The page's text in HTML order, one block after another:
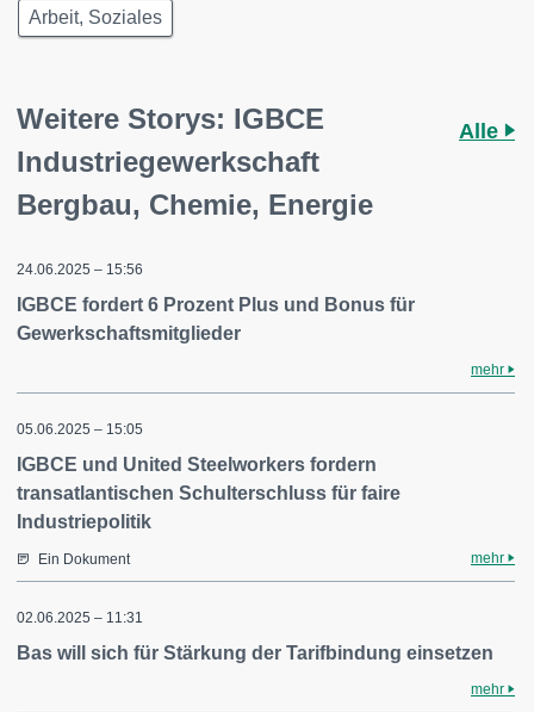
Arbeit, Soziales
Weitere Storys: IGBCE
Industriegewerkschaft
Bergbau, Chemie, Energie
Alle
24.06.2025 – 15:56
IGBCE fordert 6 Prozent Plus und Bonus für
Gewerkschaftsmitglieder
mehr
05.06.2025 – 15:05
IGBCE und United Steelworkers fordern
transatlantischen Schulterschluss für faire
Industriepolitik
Ein Dokument mehr
02.06.2025 – 11:31
Bas will sich für Stärkung der Tarifbindung einsetzen
mehr